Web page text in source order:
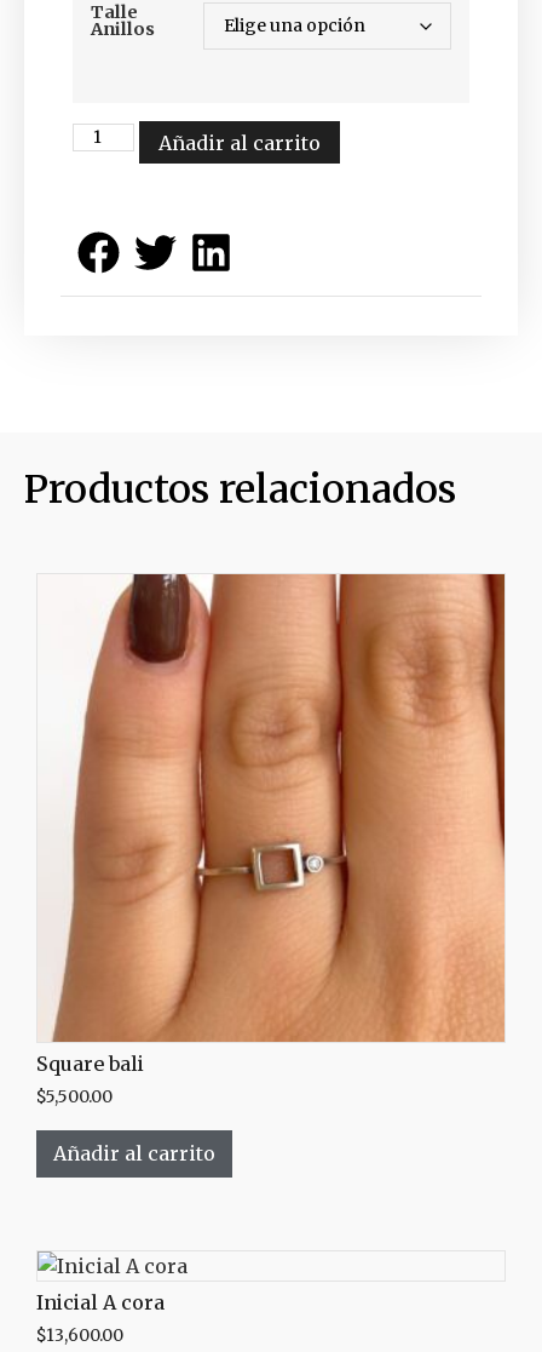
Talle
Anillos
Añadir al carrito
Productos relacionados
Square bali
$5,500.00
Añadir al carrito
Inicial A cora
$13,600.00